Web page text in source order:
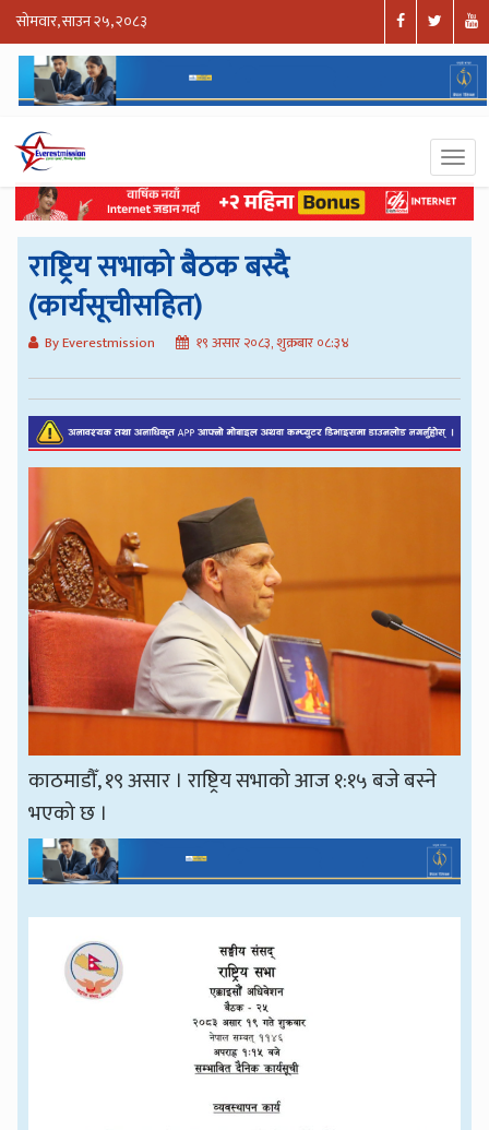
सोमवार, साउन २५, २०८३
राष्ट्रिय सभाको बैठक बस्दै
(कार्यसूचीसहित)
By Everestmission १९ असार २०८३, शुक्रबार ०८:३४
काठमाडौँ, १९ असार । राष्ट्रिय सभाको आज १:१५ बजे बस्ने
भएको छ ।